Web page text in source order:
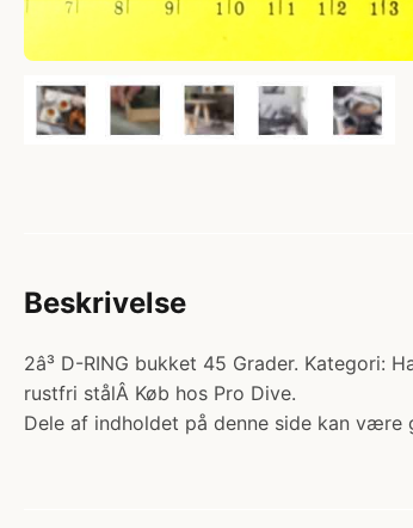
Beskrivelse
2â³ D-RING bukket 45 Grader.
rustfri stålÂ Køb hos Pro Dive.
Dele af indholdet på denne side kan